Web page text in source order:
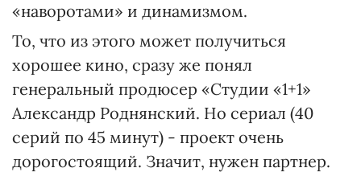
«наворотами» и динамизмом.
То, что из этого может получиться
хорошее кино, сразу же понял
генеральный продюсер «Студии «1+1»
Александр Роднянский. Но сериал (40
серий по 45 минут) - проект очень
дорогостоящий. Значит, нужен партнер.